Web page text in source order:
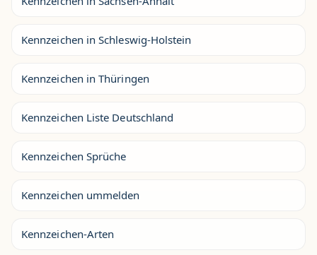
Kennzeichen in Schleswig-Holstein
Kennzeichen in Thüringen
Kennzeichen Liste Deutschland
Kennzeichen Sprüche
Kennzeichen ummelden
Kennzeichen-Arten